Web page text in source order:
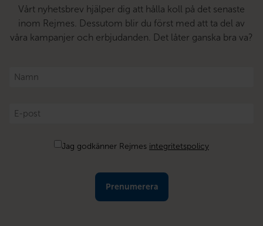
Vårt nyhetsbrev hjälper dig att hålla koll på det senaste
inom Rejmes. Dessutom blir du först med att ta del av
våra kampanjer och erbjudanden. Det låter ganska bra va?
Namn
E-
post
Jag godkänner Rejmes integritetspolicy